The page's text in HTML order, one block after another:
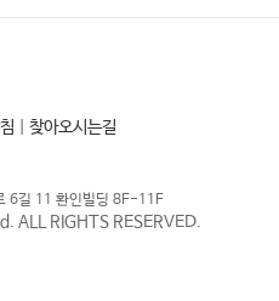
찾아오시는길
6길 11 환인빌딩 8F-11F
ALL RIGHTS RESERVED.